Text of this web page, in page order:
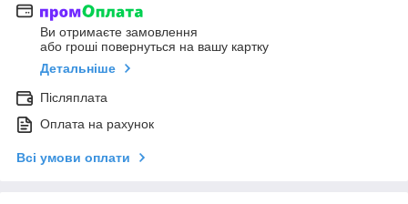
Ви отримаєте замовлення
або гроші повернуться на вашу картку
Детальніше
Післяплата
Оплата на рахунок
Всі умови оплати